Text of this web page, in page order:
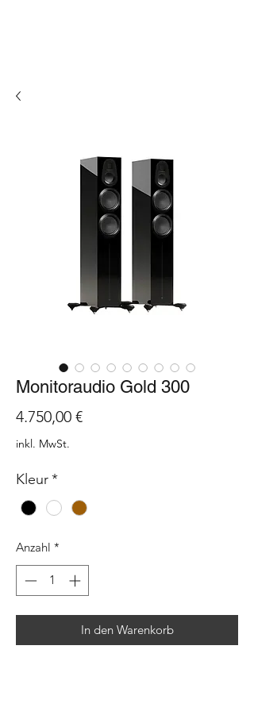
Monitoraudio Gold 300
4.750,00 €Preis
inkl. MwSt.
Kleur*
Anzahl *
In den Warenkorb